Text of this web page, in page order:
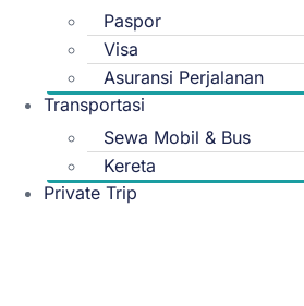
Paspor
Visa
Asuransi Perjalanan
Transportasi
Sewa Mobil & Bus
Kereta
Private Trip